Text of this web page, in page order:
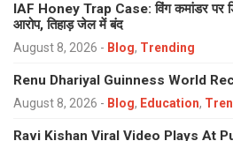
IAF Honey Trap Case: विंग कमांडर पर
आरोप, तिहाड़ जेल में बंद
August 8, 2026 - Blog, Trending
Renu Dhariyal Guinness World
August 8, 2026 - Blog, Education,
Ravi Kishan Viral Video Plays At